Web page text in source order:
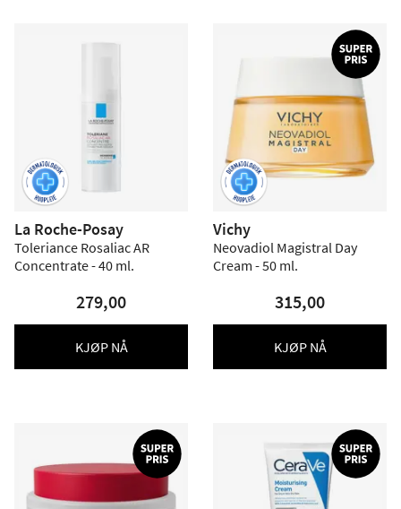
La Roche-Posay
Toleriance Rosaliac AR
Concentrate - 40 ml.
279,00
KJØP NÅ
Vichy
Neovadiol Magistral Day
Cream - 50 ml.
315,00
KJØP NÅ